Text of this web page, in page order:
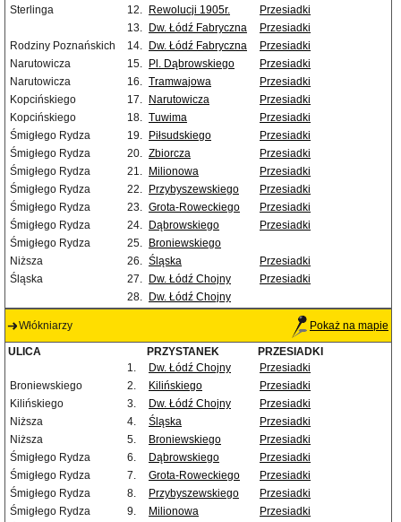
Sterlinga
12. Rewolucji 1905r.
Przesiadki
13.
Dw. Łódź Fabryczna
Przesiadki
Rodziny Poznańskich
14. Dw. Łódź Fabryczna
Przesiadki
Narutowicza
15. Pl. Dąbrowskiego
Przesiadki
Narutowicza
16. Tramwajowa
Przesiadki
Kopcińskiego
17. Narutowicza
Przesiadki
Kopcińskiego
18. Tuwima
Przesiadki
Śmigłego Rydza
19. Piłsudskiego
Przesiadki
Śmigłego Rydza
20. Zbiorcza
Przesiadki
Śmigłego Rydza
21. Milionowa
Przesiadki
Śmigłego Rydza
22. Przybyszewskiego
Przesiadki
Śmigłego Rydza
23. Grota-Roweckiego
Przesiadki
Śmigłego Rydza
24. Dąbrowskiego
Przesiadki
Śmigłego Rydza
25.
Broniewskiego
Niższa
26. Śląska
Przesiadki
Śląska
27. Dw. Łódź Chojny
Przesiadki
28.
Dw. Łódź Chojny
Włókniarzy Pokaż na mapie
ULICA PRZYSTANEK
PRZESIADKI
1.
Dw. Łódź Chojny
Przesiadki
Broniewskiego
2. Kilińskiego
Przesiadki
Kilińskiego
3. Dw. Łódź Chojny
Przesiadki
Niższa
4. Śląska
Przesiadki
Niższa
5. Broniewskiego
Przesiadki
Śmigłego Rydza
6. Dąbrowskiego
Przesiadki
Śmigłego Rydza
7. Grota-Roweckiego
Przesiadki
Śmigłego Rydza
8. Przybyszewskiego
Przesiadki
Śmigłego Rydza
9. Milionowa
Przesiadki